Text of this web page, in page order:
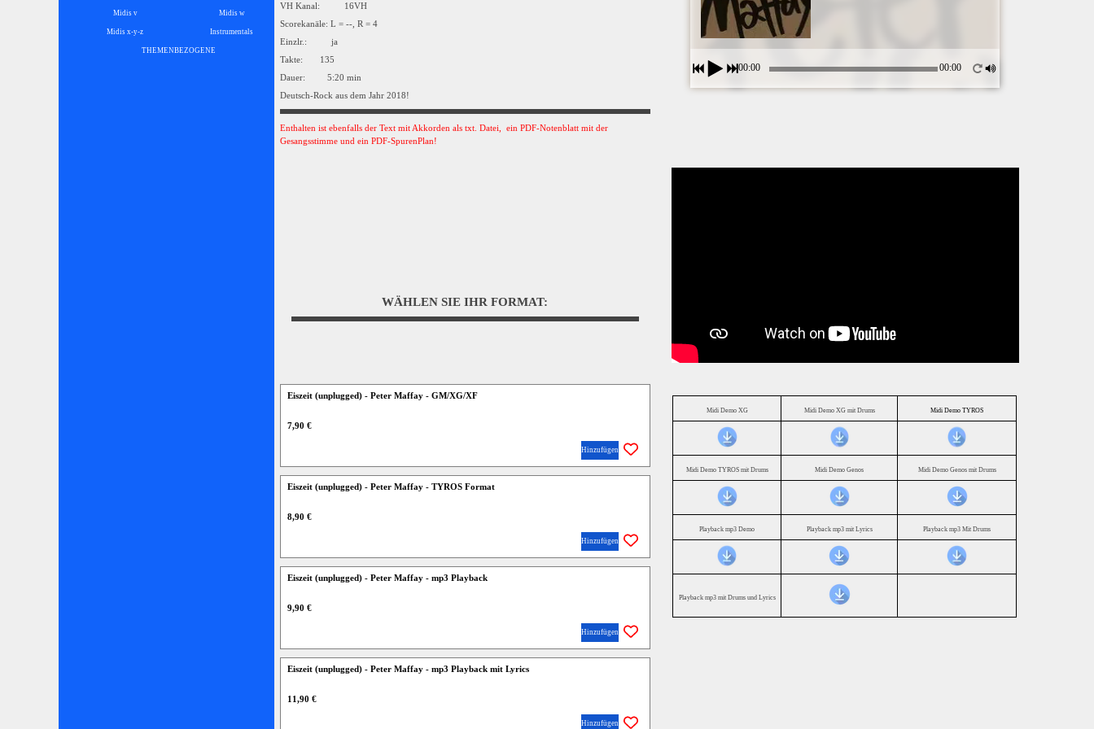
Midis v Midis w
Midis x-y-z Instrumentals
THEMENBEZOGENE
VH Kanal: 16VH
Scorekanäle: L = --, R = 4
Einzlr.: ja
Takte: 135
Dauer: 5:20 min
Deutsch-Rock aus dem Jahr 2018!
Enthalten ist ebenfalls der Text mit Akkorden als txt. Datei, ein PDF-Notenblatt mit der
Gesangsstimme und ein PDF-SpurenPlan!
00:00 00:00
WÄHLEN SIE IHR FORMAT:
Eiszeit (unplugged) - Peter Maffay - GM/XG/XF
7,90 €
Hinzufügen
Eiszeit (unplugged) - Peter Maffay - TYROS Format
8,90 €
Hinzufügen
Eiszeit (unplugged) - Peter Maffay - mp3 Playback
9,90 €
Hinzufügen
Eiszeit (unplugged) - Peter Maffay - mp3 Playback mit Lyrics
11,90 €
Hinzufügen
Midi Demo XG Midi Demo XG mit Drums Midi Demo TYROS
Midi Demo TYROS mit Drums Midi Demo Genos Midi Demo Genos mit Drums
Playback mp3 Demo Playback mp3 mit Lyrics Playback mp3 Mit Drums
Playback mp3 mit Drums und Lyrics